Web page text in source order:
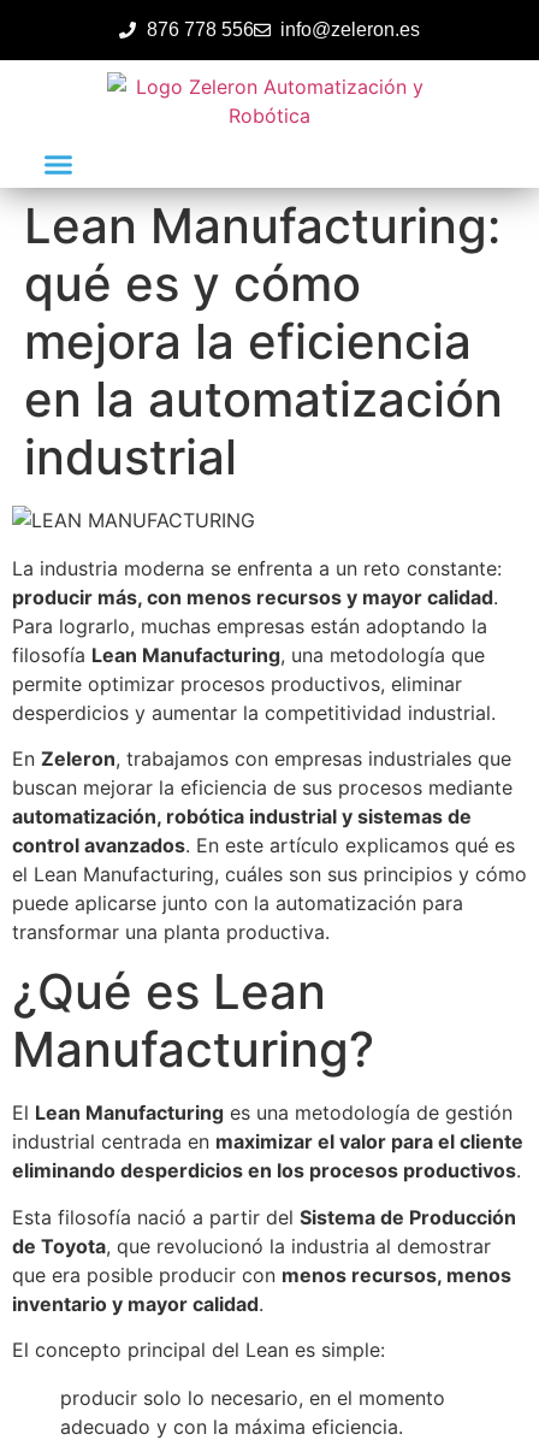
876 778 556 info@zeleron.es
Lean Manufacturing:
qué es y cómo
mejora la eficiencia
en la automatización
industrial
La industria moderna se enfrenta a un reto constante:
producir más, con menos recursos y mayor calidad.
Para lograrlo, muchas empresas están adoptando la
filosofía Lean Manufacturing, una metodología que
permite optimizar procesos productivos, eliminar
desperdicios y aumentar la competitividad industrial.
En Zeleron, trabajamos con empresas industriales que
buscan mejorar la eficiencia de sus procesos mediante
automatización, robótica industrial y sistemas de
control avanzados. En este artículo explicamos qué es
el Lean Manufacturing, cuáles son sus principios y cómo
puede aplicarse junto con la automatización para
transformar una planta productiva.
¿Qué es Lean
Manufacturing?
El Lean Manufacturing es una metodología de gestión
industrial centrada en maximizar el valor para el cliente
eliminando desperdicios en los procesos productivos.
Esta filosofía nació a partir del Sistema de Producción
de Toyota, que revolucionó la industria al demostrar
que era posible producir con menos recursos, menos
inventario y mayor calidad.
El concepto principal del Lean es simple:
producir solo lo necesario, en el momento
adecuado y con la máxima eficiencia.